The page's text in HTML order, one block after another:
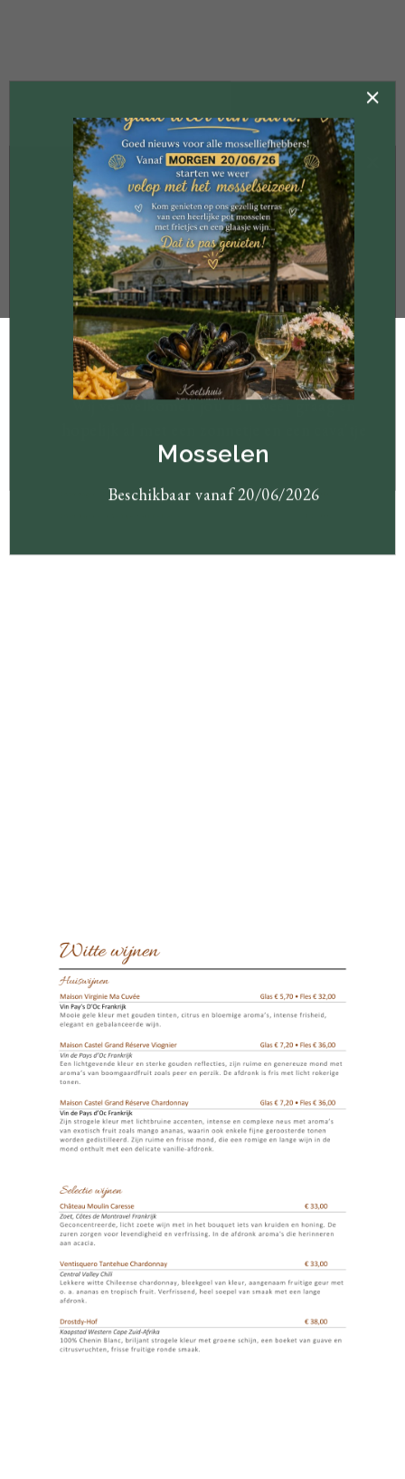
Woensdag sluitingsdag
Beste klanten,
Vanaf donderdag 7/03 zijn wij weerelke
week op donderdag geopend
en is onzeenige sluitingsdag nog op
woensdag.
Wij verwelkomen jou dan weer graag en
×
Mosselen
Beschikbaar vanaf 20/06/2026